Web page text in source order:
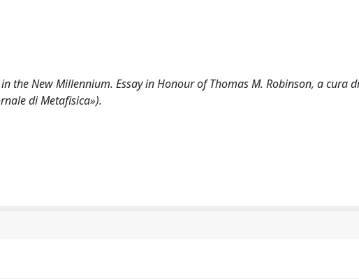
the New Millennium. Essay in Honour of Thomas M. Robinson, a cura
di Metafisica»).